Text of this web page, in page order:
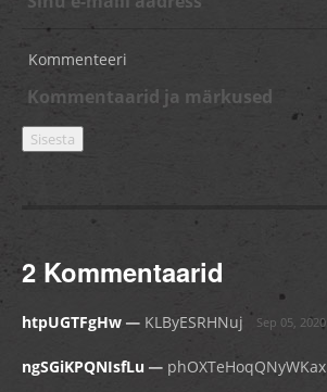
Kommenteeri
2 Kommentaarid
htpUGTFgHw KLByESRHNuj Sep 05, 2020
ngSGiKPQNIsfLu phOXTeHoqQNyWKax